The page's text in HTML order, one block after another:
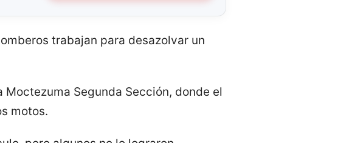
trabajan para desazolvar un
Segunda Sección, donde el
motos.